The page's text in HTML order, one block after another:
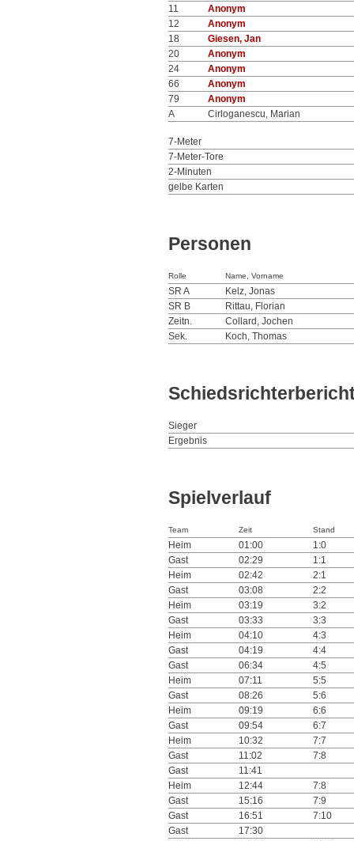
11
Anonym
12
Anonym
18
Giesen, Jan
20
Anonym
24
Anonym
66
Anonym
79
Anonym
A
Cirloganescu, Marian
7-Meter
7-Meter-Tore
2-Minuten
gelbe Karten
Personen
Rolle Name, Vorname
SR A
Kelz, Jonas
SR B
Rittau, Florian
Zeitn.
Collard, Jochen
Sek.
Koch, Thomas
Sieger
Ergebnis
Spielverlauf
Team Zeit Stand
Heim 01:00
1:0
Gast
02:29
1:1
Heim
02:42
2:1
Gast
03:08
2:2
Heim
03:19
3:2
Gast
03:33
3:3
Heim
04:10
4:3
Gast
04:19
4:4
Gast
06:34
4:5
Heim
07:11
5:5
Gast
08:26
5:6
Heim
09:19
6:6
Gast
09:54
6:7
Heim
10:32
7:7
Gast
11:02
7:8
Gast
11:41
Heim
12:44
7:8
Gast
15:16
7:9
Gast
16:51
7:10
Gast
17:30